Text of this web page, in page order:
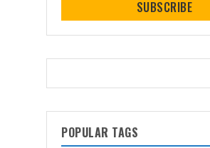
SUBSCRIBE
POPULAR TAGS